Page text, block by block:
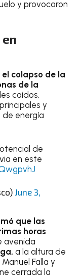
y provocaron
el colapso de la
de la
caídos,
y
de energía
de
en este
June 3,
que las
horas
avenida
a la altura de
Falla y
cerrada la